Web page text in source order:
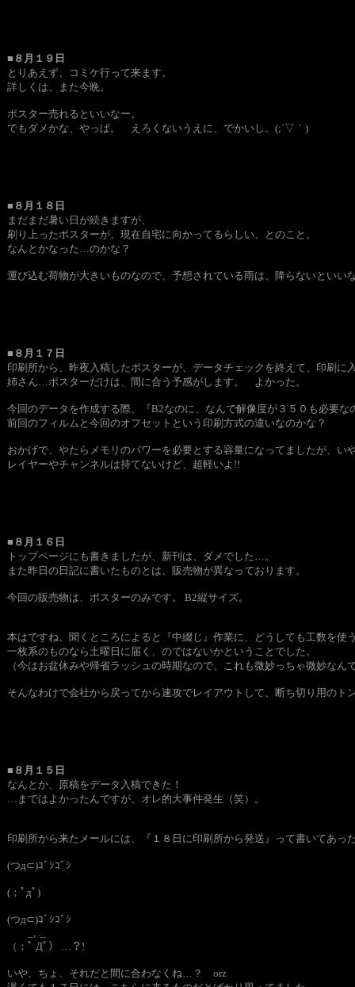
■８月１９日
とりあえず、コミケ行って来ます。
詳しくは、また今晩。
ポスター売れるといいなー。
でもダメかな、やっぱ。 えろくないうえに、でかいし。(;´▽｀)
■８月１８日
まだまだ暑い日が続きますが、
刷り上ったポスターが、現在自宅に向かってるらしい、とのこと。
なんとかなった…のかな？
運び込む荷物が大きいものなので、予想されている雨は、降らないといい
■８月１７日
印刷所から、昨夜入稿したポスターが、データチェックを終えて、印刷に
姉さん…ポスターだけは、間に合う予感がします。 よかった。
今回のデータを作成する際、『B2なのに、なんで解像度が３５０も必要
前回のフィルムと今回のオフセットという印刷方式の違いなのかな？
おかげで、やたらメモリのパワーを必要とする容量になってましたが、い
レイヤーやチャンネルは持てないけど、超軽いよ!!
■８月１６日
トップページにも書きましたが、新刊は、ダメでした…。
また昨日の日記に書いたものとは、販売物が異なっております。
今回の販売物は、ポスターのみです。 B2縦サイズ。
本はですね、聞くところによると『中綴じ』作業に、どうしても工数を使
一枚系のものなら土曜日に届く、のではないかということでした。
（今はお盆休みや帰省ラッシュの時期なので、これも微妙っちゃ微妙なん
そんなわけで会社から戻ってから速攻でレイアウトして、断ち切り用の
■８月１５日
なんとか、原稿をデータ入稿できた！
…まではよかったんですが、オレ的大事件発生（笑）。
印刷所から来たメールには、『１８日に印刷所から発送』って書いてあっ
(つд⊂)ｺﾞｼｺﾞｼ
(；ﾟдﾟ)
(つд⊂)ｺﾞｼｺﾞｼ
_, ._
（；ﾟ Дﾟ） …？!
いや、ちょ、それだと間に合わなくね…？ orz